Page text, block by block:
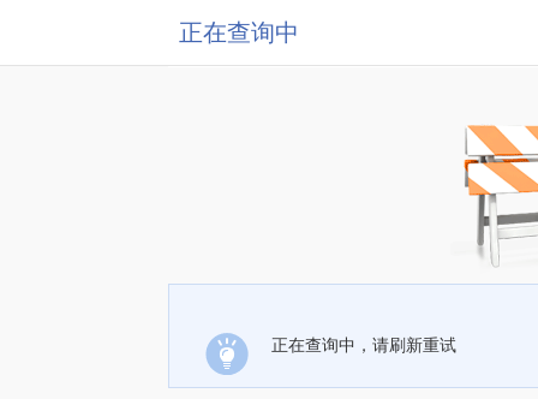
正在查询中
正在查询中，请刷新重试